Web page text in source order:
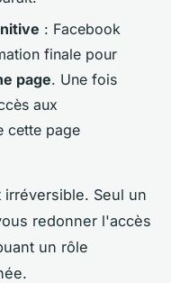
: Facebook
finale pour
page. Une fois
aux
cette page
Seul un
redonner l'accès
un rôle